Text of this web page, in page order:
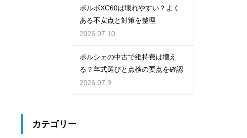
ボルボXC60は壊れやすい？よく
ある不安点と対策を整理
2026.07.10
ポルシェの中古で維持費は増え
る？年式選びと点検の要点を確認
2026.07.9
カテゴリー